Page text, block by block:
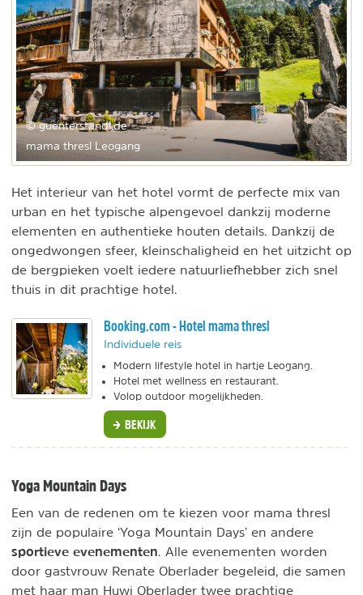
© guenterstandl.de
mama thresl Leogang
Het interieur van het hotel vormt de perfecte mix van
urban en het typische alpengevoel dankzij moderne
elementen en authentieke houten details. Dankzij de
ongedwongen sfeer, kleinschaligheid en het uitzicht op
de bergpieken voelt iedere natuurliefhebber zich snel
thuis in dit prachtige hotel.
Booking.com - Hotel mama thresl
Individuele reis
Modern lifestyle hotel in hartje Leogang.
Hotel met wellness en restaurant.
Volop outdoor mogelijkheden.
BEKIJK
Yoga Mountain Days
Een van de redenen om te kiezen voor mama thresl
zijn de populaire ‘Yoga Mountain Days’ en andere
sportieve evenementen. Alle evenementen worden
door gastvrouw Renate Oberlader begeleid, die samen
met haar man Huwi Oberlader twee prachtige